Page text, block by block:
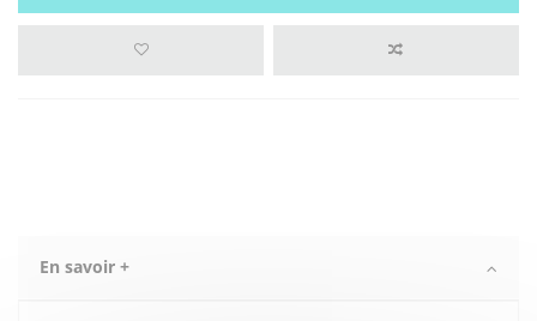
En savoir +